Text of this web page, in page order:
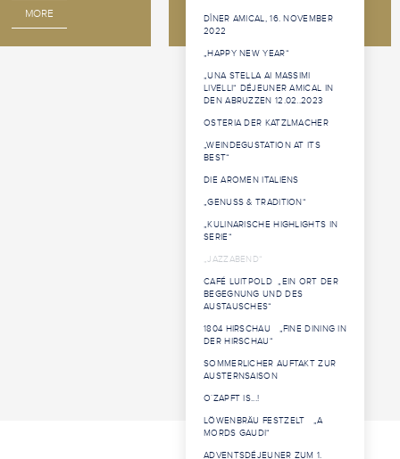
DÎNER AMICAL, 16. NOVEMBER
2022
„HAPPY NEW YEAR“
„UNA STELLA AI MASSIMI
LIVELLI“ DÉJEUNER AMICAL IN
DEN ABRUZZEN 12.02..2023
OSTERIA DER KATZLMACHER
„WEINDEGUSTATION AT ITS
BEST“
DIE AROMEN ITALIENS
„GENUSS & TRADITION“
„KULINARISCHE HIGHLIGHTS IN
SERIE“
„JAZZABEND“
CAFÉ LUITPOLD „EIN ORT DER
BEGEGNUNG UND DES
AUSTAUSCHES“
1804 HIRSCHAU „FINE DINING IN
DER HIRSCHAU“
SOMMERLICHER AUFTAKT ZUR
AUSTERNSAISON
O´ZAPFT IS...!
LÖWENBRÄU FESTZELT „A
MORDS GAUDI“
ADVENTSDÉJEUNER ZUM 1.
MORE MORE